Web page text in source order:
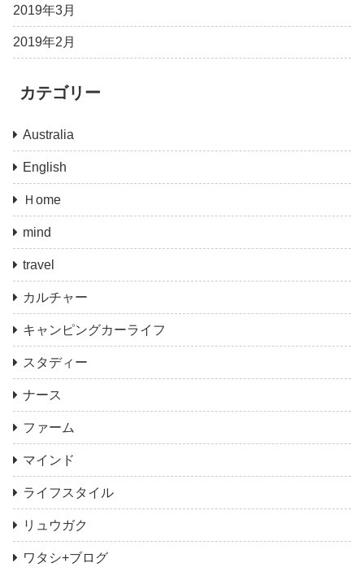
2019年3月
2019年2月
カテゴリー
Australia
English
Ｈome
mind
travel
カルチャー
キャンピングカーライフ
スタディー
ナース
ファーム
マインド
ライフスタイル
リュウガク
ワタシ+ブログ